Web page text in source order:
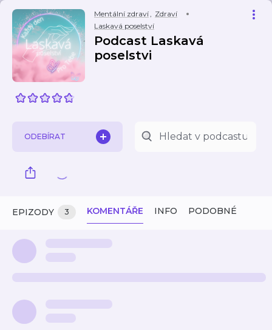
Mentální zdraví, Zdraví
Laskavá poselství
Podcast Laskavá
poselstvi
ODEBÍRAT
EPIZODY 3 KOMENTÁŘE INFO PODOBNÉ